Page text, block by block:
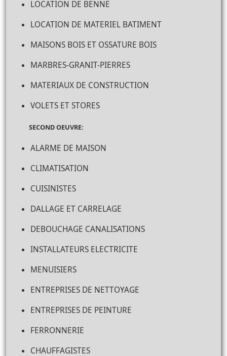
LOCATION DE BENNE
LOCATION DE MATERIEL BATIMENT
MAISONS BOIS ET OSSATURE BOIS
MARBRES-GRANIT-PIERRES
MATERIAUX DE CONSTRUCTION
VOLETS ET STORES
SECOND OEUVRE:
ALARME DE MAISON
CLIMATISATION
CUISINISTES
DALLAGE ET CARRELAGE
DEBOUCHAGE CANALISATIONS
INSTALLATEURS ELECTRICITE
MENUISIERS
ENTREPRISES DE NETTOYAGE
ENTREPRISES DE PEINTURE
FERRONNERIE
CHAUFFAGISTES